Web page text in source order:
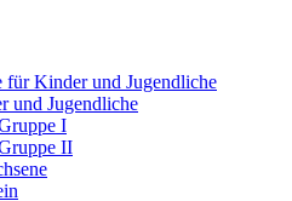
für Kinder und Jugendliche
und Jugendliche​
I
II